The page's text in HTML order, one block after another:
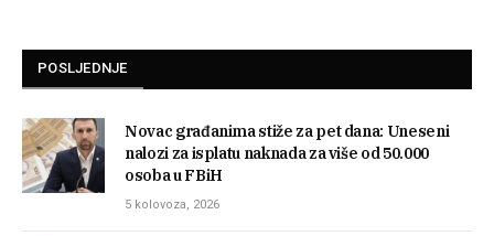
POSLJEDNJE
Novac građanima stiže za pet dana: Uneseni
nalozi za isplatu naknada za više od 50.000
osoba u FBiH
5 kolovoza, 2026